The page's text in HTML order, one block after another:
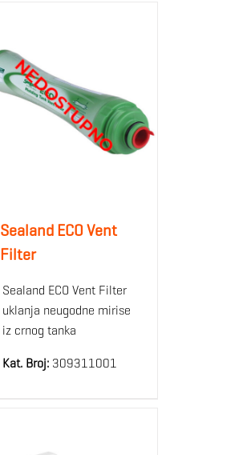
Sealand ECO Vent
Filter
Sealand ECO Vent Filter
uklanja neugodne mirise
iz crnog tanka
Kat. Broj:309311001